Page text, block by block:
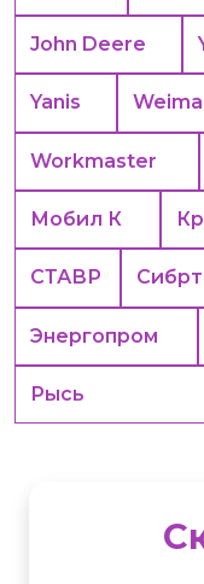
John Deere
Yanis Weima
Workmaster
Мобил К
СТАВР
Энергопром
Рысь